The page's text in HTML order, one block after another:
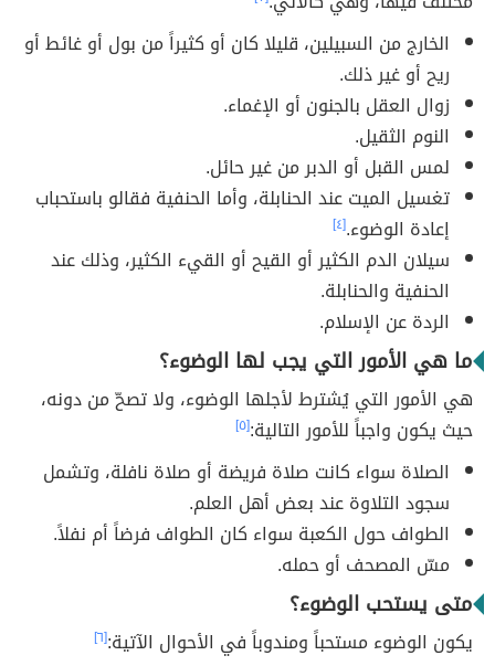
الخارج من السبيلين، قليلا كان أو كثيراً من بول أو غائط أو
ريح أو غير ذلك.
زوال العقل بالجنون أو الإغماء.
النوم الثقيل.
لمس القبل أو الدبر من غير حائل.
تغسيل الميت عند الحنابلة، وأما الحنفية فقالو باستحباب
إعادة الوضوء.[٤]
سيلان الدم الكثير أو القيح أو القيء الكثير، وذلك عند
الحنفية والحنابلة.
الردة عن الإسلام.
ما هي الأمور التي يجب لها الوضوء؟
هي الأمور التي يُشترط لأجلها الوضوء، ولا تصحّ من دونه،
حيث يكون واجباً للأمور التالية:[٥]
الصلاة سواء كانت صلاة فريضة أو صلاة نافلة، وتشمل
سجود التلاوة عند بعض أهل العلم.
الطواف حول الكعبة سواء كان الطواف فرضاً أم نفلاً.
مسّ المصحف أو حمله.
متى يستحب الوضوء؟
يكون الوضوء مستحباً ومندوباً في الأحوال الآتية:[٦]